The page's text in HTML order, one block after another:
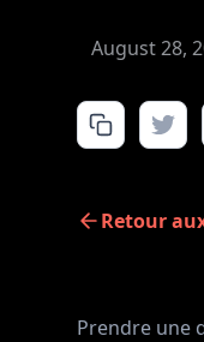
August 28,
Retour
Prendre une